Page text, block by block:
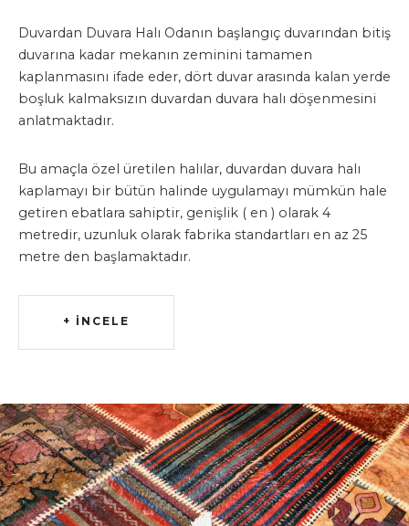
Duvardan Duvara Halı Odanın başlangıç duvarından bitiş
duvarına kadar mekanın zeminini tamamen
kaplanmasını ifade eder, dört duvar arasında kalan yerde
boşluk kalmaksızın duvardan duvara halı döşenmesini
anlatmaktadır.
Bu amaçla özel üretilen halılar, duvardan duvara halı
kaplamayı bir bütün halinde uygulamayı mümkün hale
getiren ebatlara sahiptir, genişlik ( en ) olarak 4
metredir, uzunluk olarak fabrika standartları en az 25
metre den başlamaktadır.
+ İNCELE